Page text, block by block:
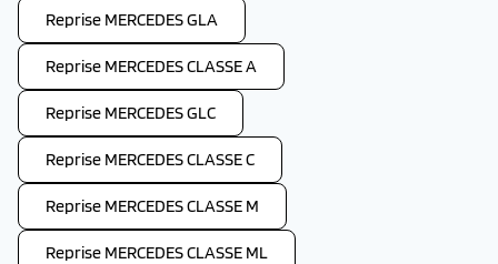
Reprise MERCEDES GLA
Reprise MERCEDES CLASSE A
Reprise MERCEDES GLC
Reprise MERCEDES CLASSE C
Reprise MERCEDES CLASSE M
Reprise MERCEDES CLASSE ML